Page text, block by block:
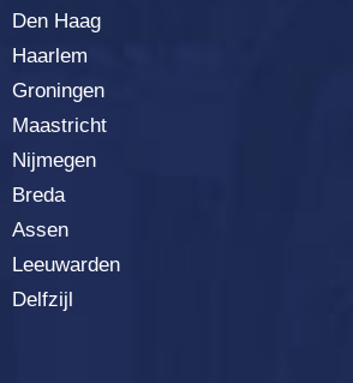
Den Haag
Haarlem
Groningen
Maastricht
Nijmegen
Breda
Assen
Leeuwarden
Delfzijl